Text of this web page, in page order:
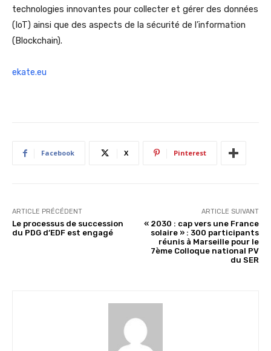
technologies innovantes pour collecter et gérer des données
(IoT) ainsi que des aspects de la sécurité de l’information
(Blockchain).
ekate.eu
Facebook X Pinterest
ARTICLE PRÉCÉDENT
Le processus de succession
du PDG d’EDF est engagé
ARTICLE SUIVANT
« 2030 : cap vers une France
solaire » : 300 participants
réunis à Marseille pour le
7ème Colloque national PV
du SER